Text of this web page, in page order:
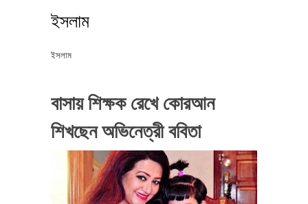
ইসলাম
ইসলাম
বাসায় শিক্ষক রেখে কোরআন
শিখছেন অভিনেত্রী ববিতা